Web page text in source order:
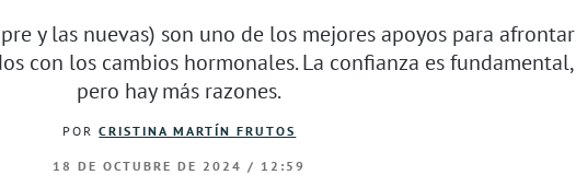
y las nuevas) son uno de los mejores apoyos para afrontar
con los cambios hormonales. La confianza es fundamental,
pero hay más razones.
PORCRISTINA MARTÍN FRUTOS
18 DE OCTUBRE DE 2024 / 12:59